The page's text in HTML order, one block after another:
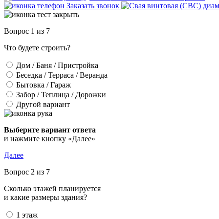
Заказать звонок
Вопрос 1 из 7
Что будете строить?
Дом / Баня / Пристройка
Беседка / Терраса / Веранда
Бытовка / Гараж
Забор / Теплица / Дорожки
Другой вариант
Выберите вариант ответа
и нажмите кнопку «Далее»
Далее
Вопрос 2 из 7
Сколько этажей планируется
и какие размеры здания?
1 этаж